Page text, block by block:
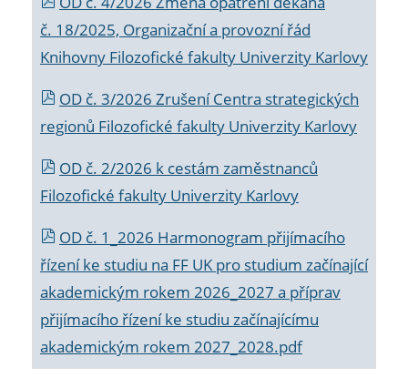
č. 18/2025, Organizační a provozní řád
Knihovny Filozofické fakulty Univerzity Karlovy
OD č. 3/2026 Zrušení Centra strategických
regionů Filozofické fakulty Univerzity Karlovy
OD č. 2/2026 k cestám zaměstnanců
Filozofické fakulty Univerzity Karlovy
OD č. 1_2026 Harmonogram přijímacího
řízení ke studiu na FF UK pro studium začínající
akademickým rokem 2026_2027 a příprav
přijímacího řízení ke studiu začínajícímu
akademickým rokem 2027_2028.pdf